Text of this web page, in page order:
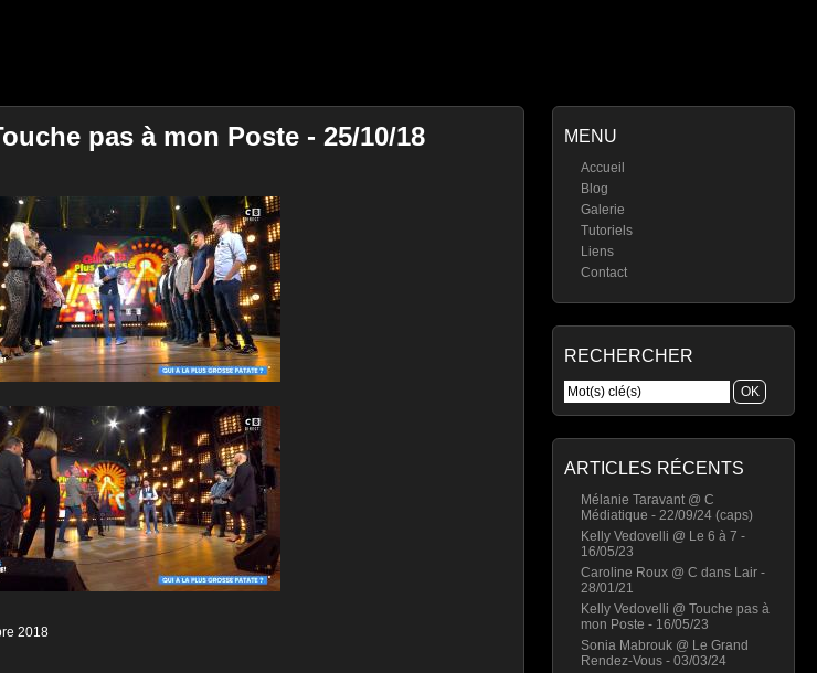
MENU
Accueil
Blog
Galerie
Tutoriels
Liens
Contact
RECHERCHER
ARTICLES RÉCENTS
Mélanie Taravant @ C
Médiatique - 22/09/24 (caps)
Kelly Vedovelli @ Le 6 à 7 -
16/05/23
Caroline Roux @ C dans Lair -
28/01/21
Kelly Vedovelli @ Touche pas à
mon Poste - 16/05/23
Sonia Mabrouk @ Le Grand
Rendez-Vous - 03/03/24
pas à mon Poste - 25/10/18
2018